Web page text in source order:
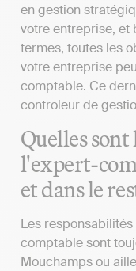
en gestion
votre entreprise, et
termes, toutes les
votre entreprise
comptable. Ce
controleur de
Quelles
l'expert-
et dans le
Les
comptable sont
Mouchamps ou